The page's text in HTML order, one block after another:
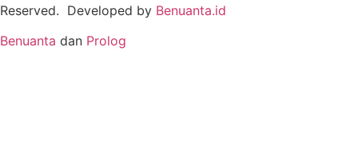
Reserved. Developed by Benuanta.id
Benuanta dan Prolog